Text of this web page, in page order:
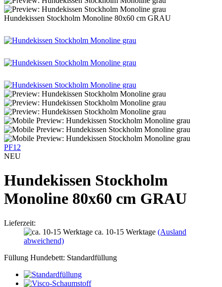
Hundekissen Stockholm Monoline 80x60 cm GRAU
PF12
NEU
Hundekissen Stockholm
Monoline 80x60 cm GRAU
Lieferzeit:
ca. 10-15 Werktage (Ausland
abweichend)
Füllung Hundebett: Standardfüllung